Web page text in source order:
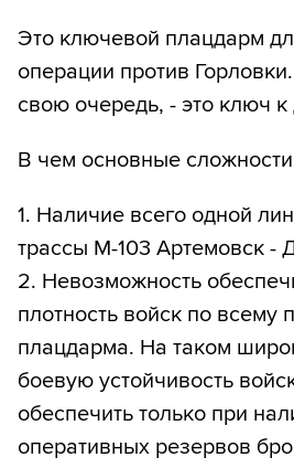
Это ключевой плацдарм
операции против
свою очередь, - это ключ к
В чем основные
1. Наличие всего одной
трассы М-103 Артемовск -
2. Невозможность
плотность войск по всему
плацдарма. На таком
боевую устойчивость
обеспечить только при
оперативных резервов